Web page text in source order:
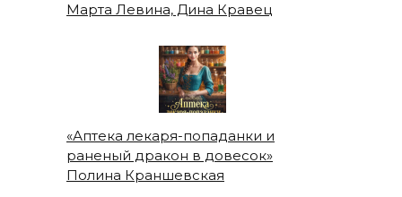
Марта Левина, Дина Кравец
«Аптека лекаря-попаданки и
раненый дракон в довесок»
Полина Краншевская